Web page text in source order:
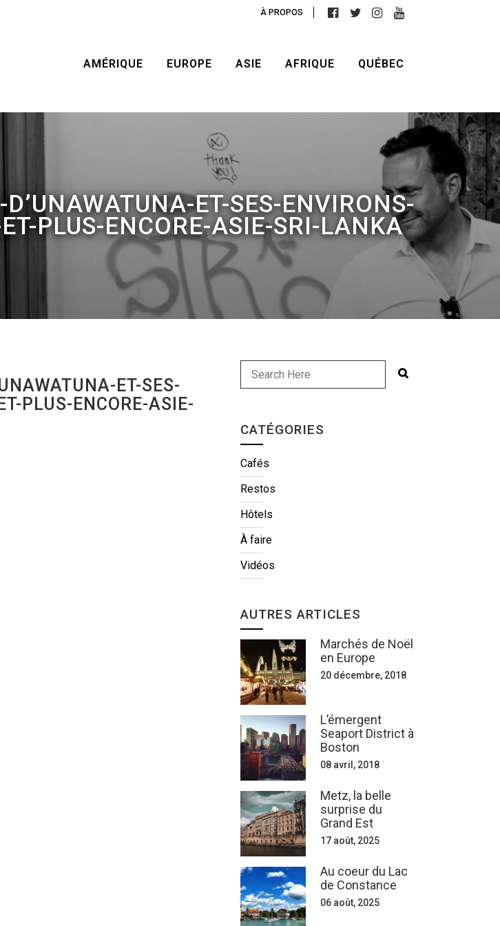
À PROPOS
AMÉRIQUE EUROPE ASIE AFRIQUE QUÉBEC
ET-SES-ENVIRONS-
PLUS-ENCORE-ASIE-SRI-LANKA
ET-SES-
PLUS-ENCORE-ASIE-
CATÉGORIES
Cafés
Restos
Hôtels
À faire
Vidéos
AUTRES ARTICLES
Marchés de Noël
en Europe
20 décembre, 2018
L’émergent
Seaport District à
Boston
08 avril, 2018
Metz, la belle
surprise du
Grand Est
17 août, 2025
Au coeur du Lac
de Constance
06 août, 2025